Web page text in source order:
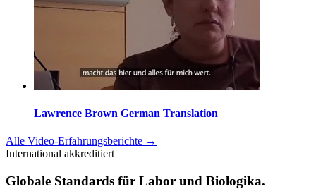
Lawrence Brown German Translation
Alle Video-Erfahrungsberichte →
International akkreditiert
Globale Standards für Labor und Biologika.